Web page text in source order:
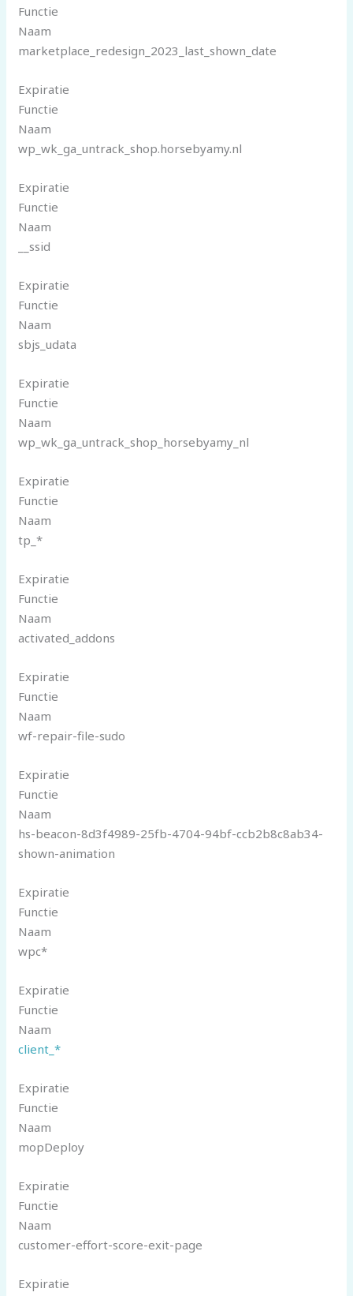
Functie
Naam
marketplace_redesign_2023_last_shown_date
Expiratie
Functie
Naam
wp_wk_ga_untrack_shop.horsebyamy.nl
Expiratie
Functie
Naam
__ssid
Expiratie
Functie
Naam
sbjs_udata
Expiratie
Functie
Naam
wp_wk_ga_untrack_shop_horsebyamy_nl
Expiratie
Functie
Naam
tp_*
Expiratie
Functie
Naam
activated_addons
Expiratie
Functie
Naam
wf-repair-file-sudo
Expiratie
Functie
Naam
hs-beacon-8d3f4989-25fb-4704-94bf-ccb2b8c8ab34-
shown-animation
Expiratie
Functie
Naam
wpc*
Expiratie
Functie
Naam
client_*
Expiratie
Functie
Naam
mopDeploy
Expiratie
Functie
Naam
customer-effort-score-exit-page
Expiratie